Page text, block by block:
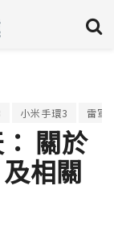
小米手環3 雷軍
關於
相關